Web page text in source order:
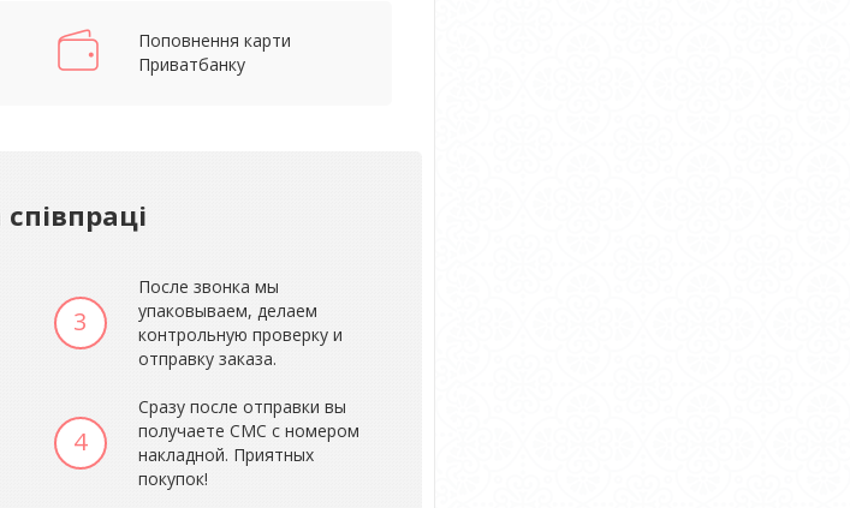
Поповнення карти
Приватбанку
3
После звонка мы
упаковываем, делаем
контрольную проверку и
отправку заказа.
4
Сразу после отправки вы
получаете СМС с номером
накладной. Приятных
покупок!